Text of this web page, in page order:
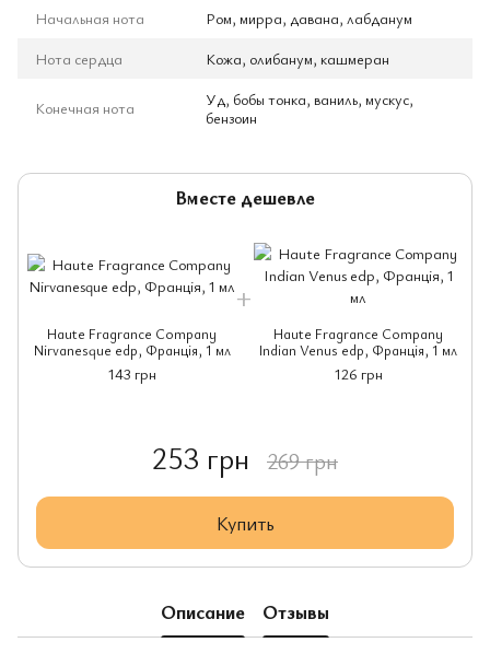
Начальная нота
Ром, мирра, давана, лабданум
Нота сердца
Кожа, олибанум, кашмеран
Конечная нота
Уд, бобы тонка, ваниль, мускус,
бензоин
Вместе дешевле
Haute Fragrance Company
Nirvanesque edp, Франція, 1 мл
143 грн
Haute Fragrance Company
Indian Venus edp, Франція, 1 мл
126 грн
253 грн 269 грн
Купить
Описание Отзывы